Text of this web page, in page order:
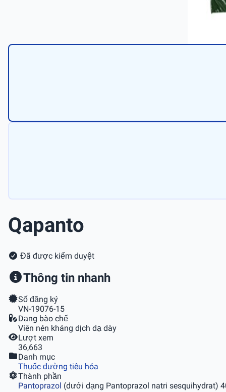
Qapanto
Đã được kiểm duyệt
Thông tin nhanh
Số đăng ký
VN-19076-15
Dạng bào chế
Viên nén kháng dịch dạ dày
Lượt xem
36,663
Danh mục
Thuốc đường tiêu hóa
Thành phần
Pantoprazol (dưới dạng Pantoprazol natri sesquihydrat)